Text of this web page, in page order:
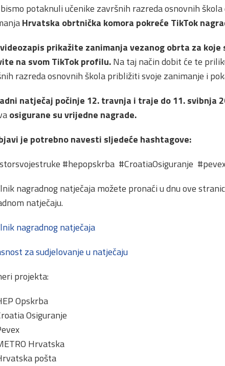
potaknuli učenike završnih razreda osnovnih
Hrvatska obrtnička komora pokreće TikTok
prikažite zanimanja vezanog obrta za
na svom TikTok profilu.Na taj način dobit će te
razreda osnovnih škola približiti svoje zanimanje i
natječaj počinje 12. travnja i traje do 11. svibnja
osigurane su vrijedne nagrade.
je potrebno navesti sljedeće hashtagove:
#hepopskrba #CroatiaOsiguranje
nagradnog natječaja možete pronaći u dnu ove
natječaju.
nagradnog natječaja
za sudjelovanje u natječaju
projekta:
Opskrba
Osiguranje
Hrvatska
pošta